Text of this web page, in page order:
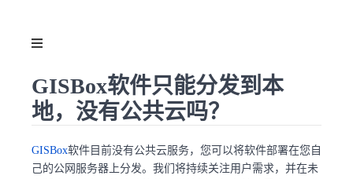
GISBox软件只能分发到本
地，没有公共云吗？
GISBox软件目前没有公共云服务，您可以将软件部署在您自
己的公网服务器上分发。我们将持续关注用户需求，并在未